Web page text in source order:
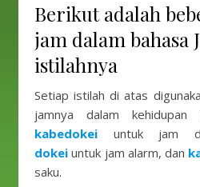
Berikut adalah
jam dalam bahasa
istilahnya
Setiap istilah di atas
jamnya dalam kehidupan
kabedokei untuk jam
dokei untuk jam alarm, dan
saku.